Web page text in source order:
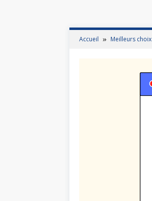
Accueil Meilleurs choix